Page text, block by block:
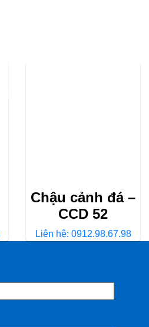
Chậu cảnh đá –
CCD 52
Liên hệ: 0912.98.67.98